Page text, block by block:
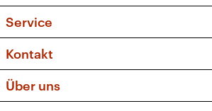
Sendungen und Podcasts
Musikliste
Kakadu – Das Kinderprogramm
Frequenzen (UKW + DAB+)
Service
FAQ
Apps
Newsletter
Kontakt
Social Media
Über uns